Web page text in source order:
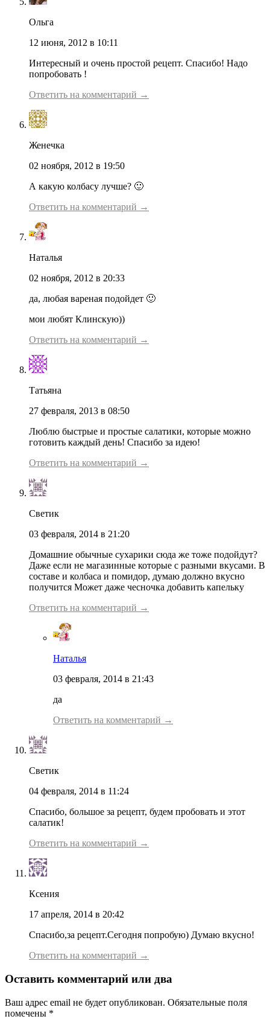
Ольга
12 июня, 2012 в 10:11
Интересный и очень простой рецепт. Спасибо! Надо
попробовать !
Ответить на комментарий →
Женечка
02 ноября, 2012 в 19:50
А какую колбасу лучше? 🙂
Ответить на комментарий →
Наталья
02 ноября, 2012 в 20:33
да, любая вареная подойдет 🙂
мои любят Клинскую))
Ответить на комментарий →
Татьяна
27 февраля, 2013 в 08:50
Люблю быстрые и простые салатики, которые можно
готовить каждый день! Спасибо за идею!
Ответить на комментарий →
Светик
03 февраля, 2014 в 21:20
Домашние обычные сухарики сюда же тоже подойдут?
Даже если не магазинные которые с разными вкусами. В
составе и колбаса и помидор, думаю должно вкусно
получится Может даже чесночка добавить капельку
Ответить на комментарий →
Наталья
03 февраля, 2014 в 21:43
да
Ответить на комментарий →
Светик
04 февраля, 2014 в 11:24
Спасибо, большое за рецепт, будем пробовать и этот
салатик!
Ответить на комментарий →
Ксения
17 апреля, 2014 в 20:42
Спасибо,за рецепт.Сегодня попробую) Думаю вкусно!
Ответить на комментарий →
Оставить комментарий или два
Ваш адрес email не будет опубликован. Обязательные поля
помечены *